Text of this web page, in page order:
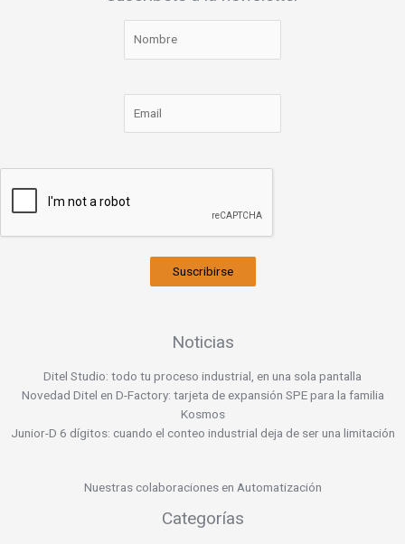
Suscribirse
Noticias
Ditel Studio: todo tu proceso industrial, en una sola pantalla
Novedad Ditel en D-Factory: tarjeta de expansión SPE para la familia
Kosmos
Junior-D 6 dígitos: cuando el conteo industrial deja de ser una limitación
Nuestras colaboraciones en Automatización
Categorías